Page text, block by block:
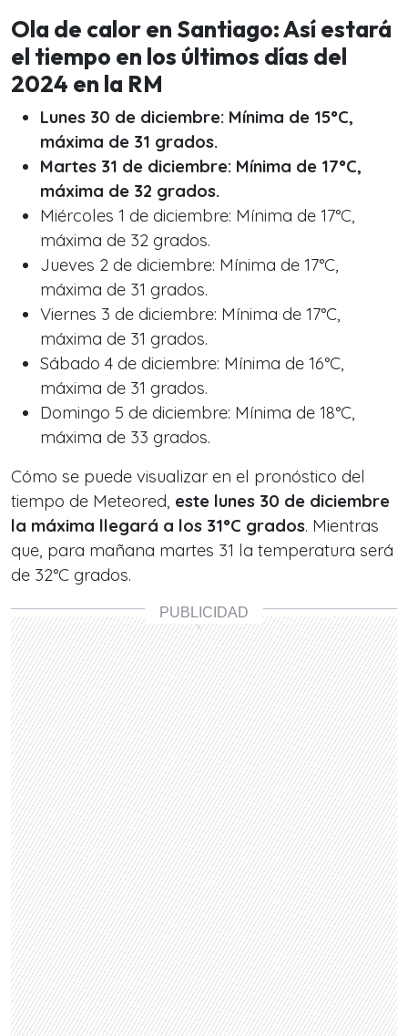
Ola de calor en Santiago: Así estará
el tiempo en los últimos días del
2024 en la RM
Lunes 30 de diciembre: Mínima de 15°C,
máxima de 31 grados.
Martes 31 de diciembre: Mínima de 17°C,
máxima de 32 grados.
Miércoles 1 de diciembre: Mínima de 17°C,
máxima de 32 grados.
Jueves 2 de diciembre: Mínima de 17°C,
máxima de 31 grados.
Viernes 3 de diciembre: Mínima de 17°C,
máxima de 31 grados.
Sábado 4 de diciembre: Mínima de 16°C,
máxima de 31 grados.
Domingo 5 de diciembre: Mínima de 18°C,
máxima de 33 grados.
Cómo se puede visualizar en el pronóstico del
tiempo de Meteored, este lunes 30 de diciembre
la máxima llegará a los 31°C grados. Mientras
que, para mañana martes 31 la temperatura será
de 32°C grados.